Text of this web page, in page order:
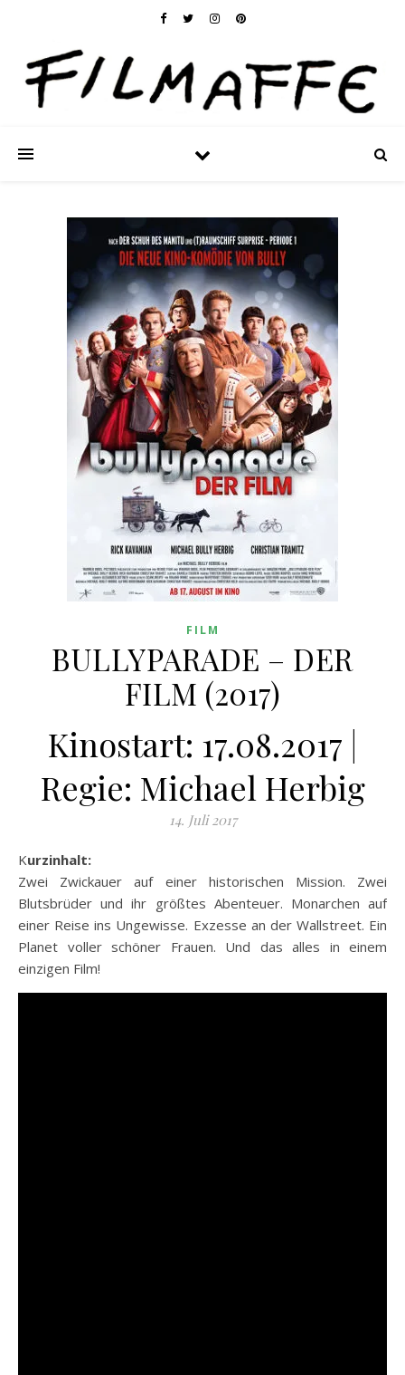
FILM
BULLYPARADE – DER
FILM (2017)
Kinostart: 17.08.2017 |
Regie: Michael Herbig
14. Juli 2017
Kurzinhalt:
Zwei Zwickauer auf einer historischen Mission. Zwei
Blutsbrüder und ihr größtes Abenteuer. Monarchen auf
einer Reise ins Ungewisse. Exzesse an der Wallstreet. Ein
Planet voller schöner Frauen. Und das alles in einem
einzigen Film!